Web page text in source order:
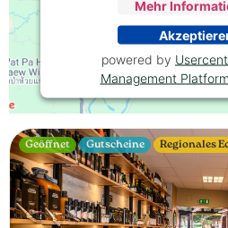
Geöffnet Gutscheine Regionales
Mehr
powered by
Management Platform